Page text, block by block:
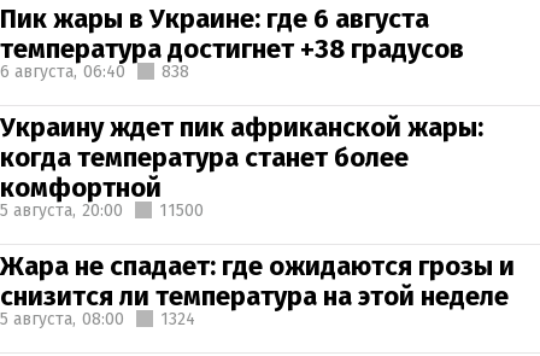
Пик жары в Украине: где 6 августа
температура достигнет +38 градусов
6 августа, 06:40 838
Украину ждет пик африканской жары:
когда температура станет более
комфортной
5 августа, 20:00 11500
Жара не спадает: где ожидаются грозы и
снизится ли температура на этой неделе
5 августа, 08:00 1324